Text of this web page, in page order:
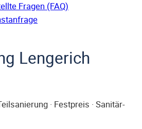
Fragen (FAQ)
Lengerich
· Festpreis · Sanitär-